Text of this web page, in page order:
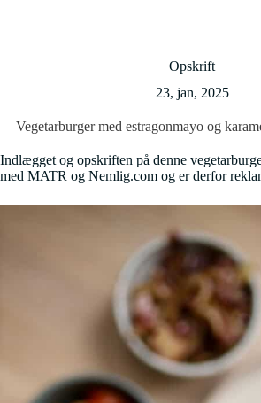
Opskrift
23, jan, 2025
Vegetarburger med estragonmayo og
Indlægget og opskriften på denne
med MATR og Nemlig.com og er derfor